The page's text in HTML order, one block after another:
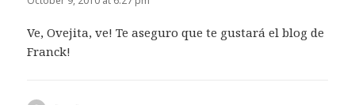
Ve, Ovejita, ve! Te aseguro que te gustará el blog de
Franck!